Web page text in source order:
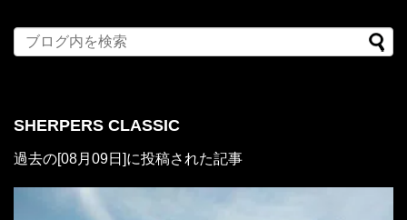
SHERPERS CLASSIC
過去の[08月09日]に投稿された記事